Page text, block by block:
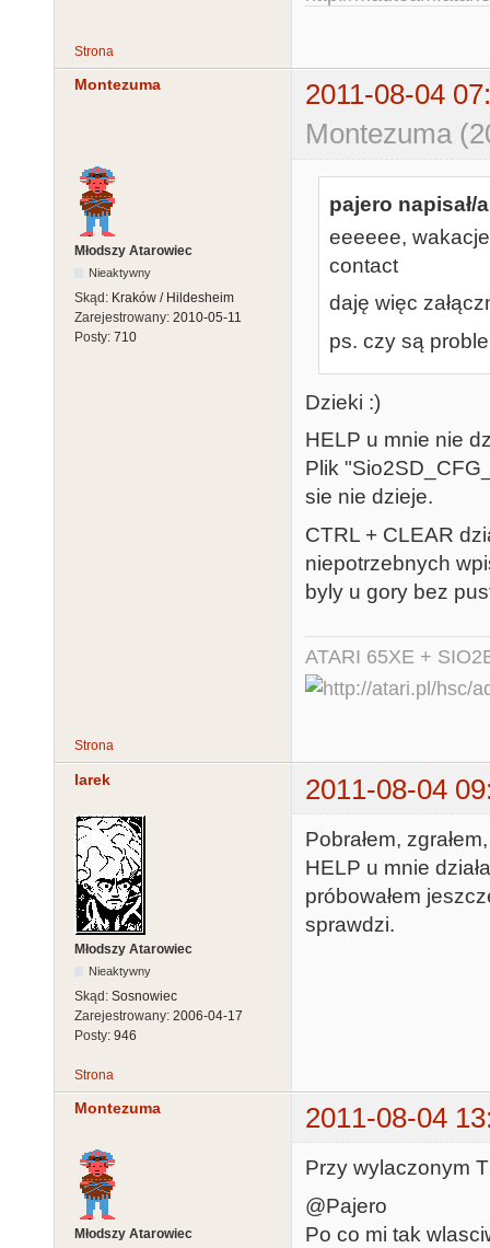
Strona
Montezuma
2011-08-04
Montezuma
Młodszy Atarowiec
Nieaktywny
Skąd: Kraków / Hildesheim
Zarejestrowany: 2010-05-11
Posty: 710
pajero napisał/
eeeeee,
contact
daję więc
ps. czy są
Dzieki :)
HELP u mnie nie
Plik
sie nie dzieje.
CTRL + CLEAR
niepotrzebnych
byly u gory bez
ATARI 65XE +
Strona
larek 2011-08-04
Młodszy Atarowiec
Nieaktywny
Skąd: Sosnowiec
Zarejestrowany: 2006-04-17
Posty: 946
Pobrałem,
HELP u mnie
próbowałem
sprawdzi.
Strona
Montezuma 2011-08-04
Młodszy Atarowiec
Przy wylaczonym
@Pajero
Po co mi tak